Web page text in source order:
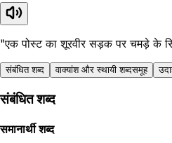
"एक पोस्ट का शूरवीर सड़क पर चमड़े के
संबंधित शब्द वाक्यांश और स्थायी शब्दसमूह
संबंधित शब्द
समानार्थी शब्द